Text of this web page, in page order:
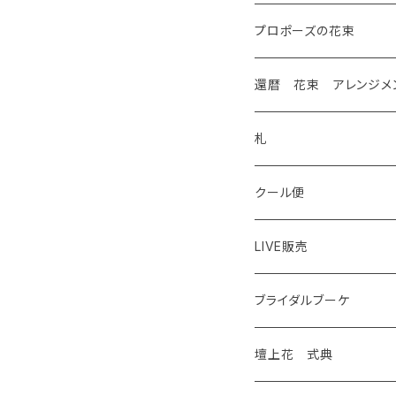
プロポーズの花束
還暦 花束 アレンジメ
札
クール便
LIVE販売
花苗
観葉植物
ブライダルブーケ
壇上花 式典